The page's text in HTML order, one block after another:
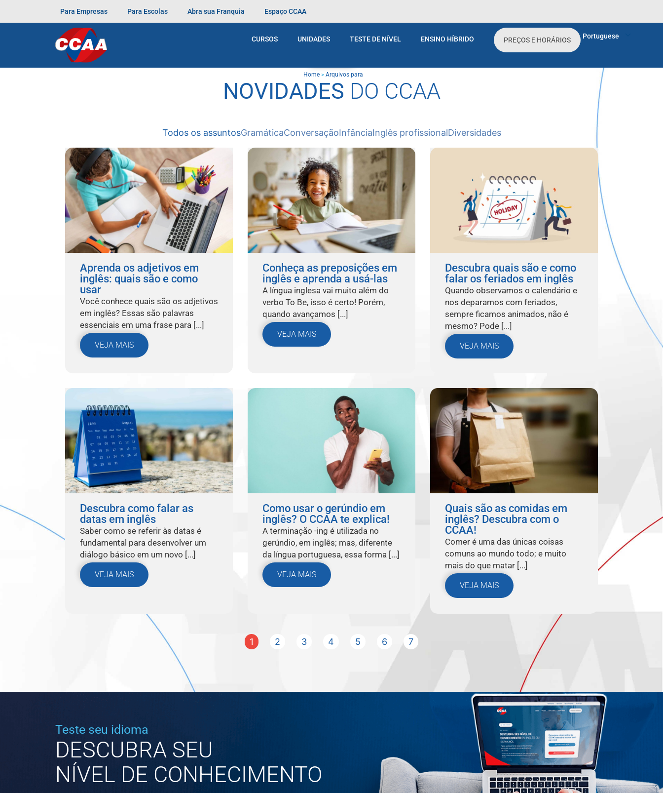
Para Empresas Para Escolas Abra sua Franquia Espaço CCAA
CURSOS UNIDADES TESTE DE NÍVEL ENSINO HÍBRIDO PREÇOS E HORÁRIOS Portuguese
Home > Arquivos para
NOVIDADES DO CCAA
Todos os assuntosGramáticaConversaçãoInfânciaInglês profissionalDiversidades
Aprenda os adjetivos em
inglês: quais são e como
usar
Você conhece quais são os adjetivos
em inglês? Essas são palavras
essenciais em uma frase para [...]
VEJA MAIS
Conheça as preposições em
inglês e aprenda a usá-las
A língua inglesa vai muito além do
verbo To Be, isso é certo! Porém,
quando avançamos [...]
VEJA MAIS
Descubra quais são e como
falar os feriados em inglês
Quando observamos o calendário e
nos deparamos com feriados,
sempre ficamos animados, não é
mesmo? Pode [...]
VEJA MAIS
Descubra como falar as
datas em inglês
Saber como se referir às datas é
fundamental para desenvolver um
diálogo básico em um novo [...]
VEJA MAIS
Como usar o gerúndio em
inglês? O CCAA te explica!
A terminação -ing é utilizada no
gerúndio, em inglês; mas, diferente
da língua portuguesa, essa forma [...]
VEJA MAIS
Quais são as comidas em
inglês? Descubra com o
CCAA!
Comer é uma das únicas coisas
comuns ao mundo todo; e muito
mais do que matar [...]
VEJA MAIS
1 2 3 4 5 6 7
Teste seu idioma
DESCUBRA SEU
NÍVEL DE CONHECIMENTO